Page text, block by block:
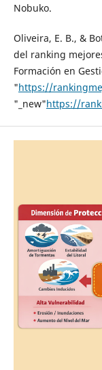
Nobuko.
Oliveira, E. B., &
del ranking
Formación en
"https://
"_new"https://